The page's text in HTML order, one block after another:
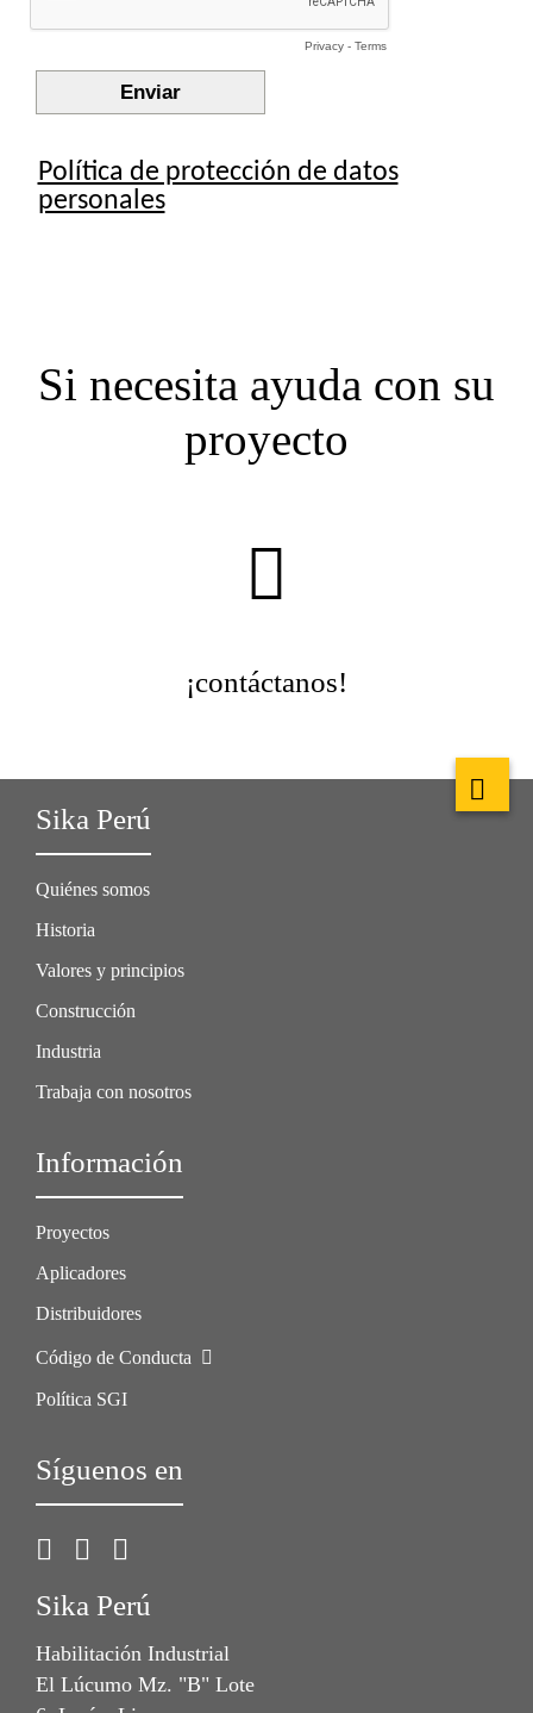
Si necesita ayuda con su
proyecto
¡contáctanos!
Sika Perú
Quiénes somos
Historia
Valores y principios
Construcción
Industria
Trabaja con nosotros
Información
Proyectos
Aplicadores
Distribuidores
Código de Conducta
Política SGI
Síguenos en
Sika Perú
Habilitación Industrial
El Lúcumo Mz. "B" Lote